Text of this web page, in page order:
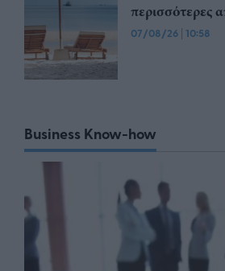
περισσότερες
07/08/26 | 10:58
Business Know-how